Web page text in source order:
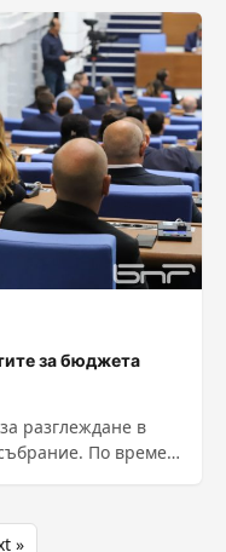
за бюджета
разглеждане в
По време
»